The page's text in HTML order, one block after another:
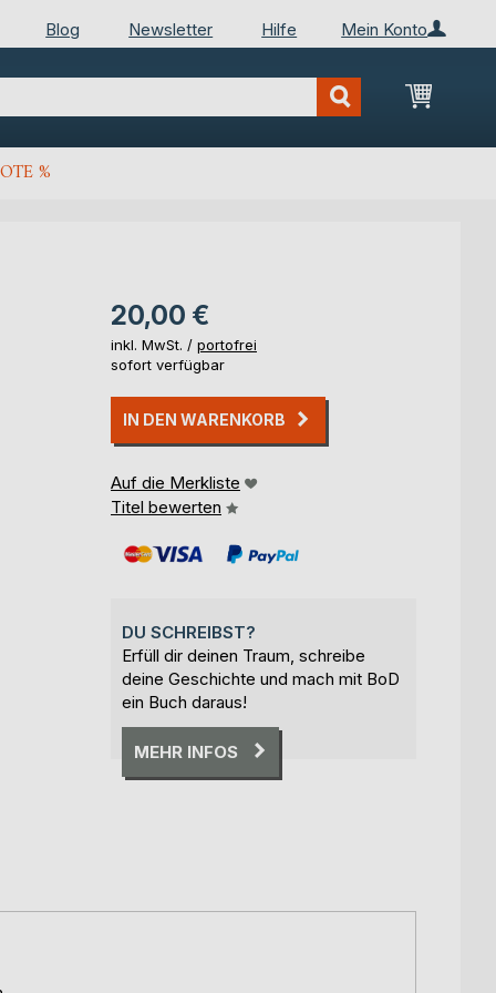
Mein Konto
Blog Newsletter Hilfe
Mein
%
20,00 €
inkl. MwSt. / portofrei
sofort verfügbar
IN DEN WARENKORB
Auf die Merkliste
Titel bewerten
DU SCHREIBST?
Erfüll dir deinen Traum, schreibe
deine Geschichte und mach mit BoD
ein Buch daraus!
MEHR INFOS